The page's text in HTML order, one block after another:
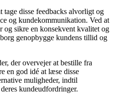
disse feedbacks alvorligt og
og kundekommunikation. Ved at
og sikre en konsekvent kvalitet og
genopbygge kundens tillid og
der overvejer at bestille fra
en god idé at læse disse
muligheder, indtil
kundeudfordringer.